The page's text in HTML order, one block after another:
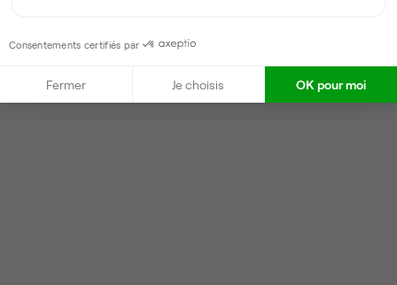
Consentements certifiés par
Fermer Je choisis OK pour moi